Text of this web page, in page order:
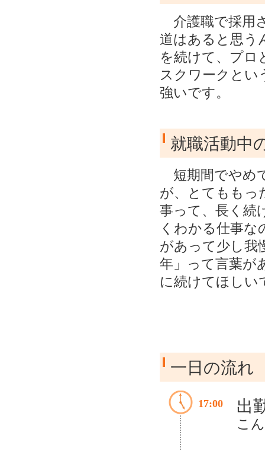
介護職で採用
道はあると思う
を続けて、プロ
スクワークとい
強いです。
就職活動中
短期間でやめ
が、とてももっ
事って、長く続
くわかる仕事
があって少し我
年」って言葉が
に続けてほし
一日の流れ
17:00 出
こ